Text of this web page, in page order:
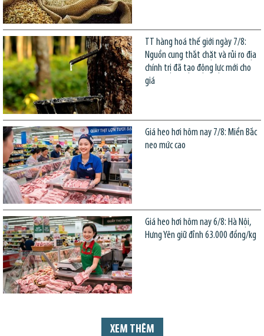
TT hàng hoá thế giới ngày 7/8:
Nguồn cung thắt chặt và rủi ro địa
chính trị đã tạo động lực mới cho
giá
Giá heo hơi hôm nay 7/8: Miền Bắc
neo mức cao
Giá heo hơi hôm nay 6/8: Hà Nội,
Hưng Yên giữ đỉnh 63.000 đồng/kg
XEM THÊM